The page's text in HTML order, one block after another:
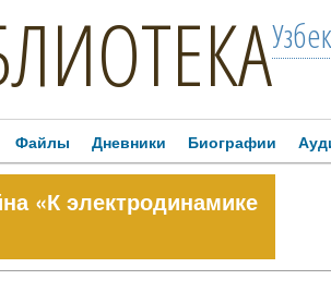
Файлы Дневники Биографии
«К электродинамике